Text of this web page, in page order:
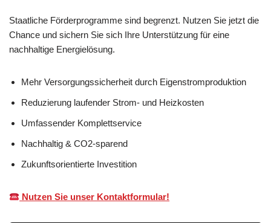
Staatliche Förderprogramme sind begrenzt. Nutzen Sie jetzt die
Chance und sichern Sie sich Ihre Unterstützung für eine
nachhaltige Energielösung.
Mehr Versorgungssicherheit durch Eigenstromproduktion
Reduzierung laufender Strom- und Heizkosten
Umfassender Komplettservice
Nachhaltig & CO2-sparend
Zukunftsorientierte Investition
Nutzen Sie unser Kontaktformular!